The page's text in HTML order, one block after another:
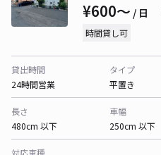
¥600〜 / 日
時間貸し可
貸出時間
24時間営業
タイプ
平置き
長さ
480cm 以下
車幅
250cm 以下
対応車種